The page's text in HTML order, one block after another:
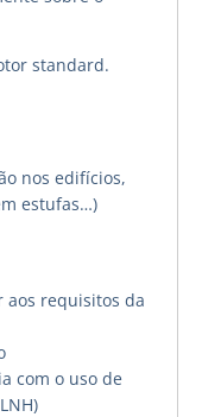
standard.
nos edifícios,
estufas…)
aos requisitos da
com o uso de